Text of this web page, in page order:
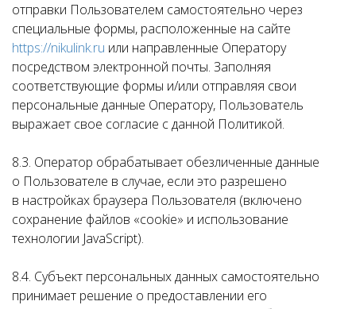
отправки Пользователем самостоятельно через
специальные формы, расположенные на сайте
https://nikulink.ru или направленные Оператору
посредством электронной почты. Заполняя
соответствующие формы и/или отправляя свои
персональные данные Оператору, Пользователь
выражает свое согласие с данной Политикой.
8.3. Оператор обрабатывает обезличенные данные
о Пользователе в случае, если это разрешено
в настройках браузера Пользователя (включено
сохранение файлов «cookie» и использование
технологии JavaScript).
8.4. Субъект персональных данных самостоятельно
принимает решение о предоставлении его